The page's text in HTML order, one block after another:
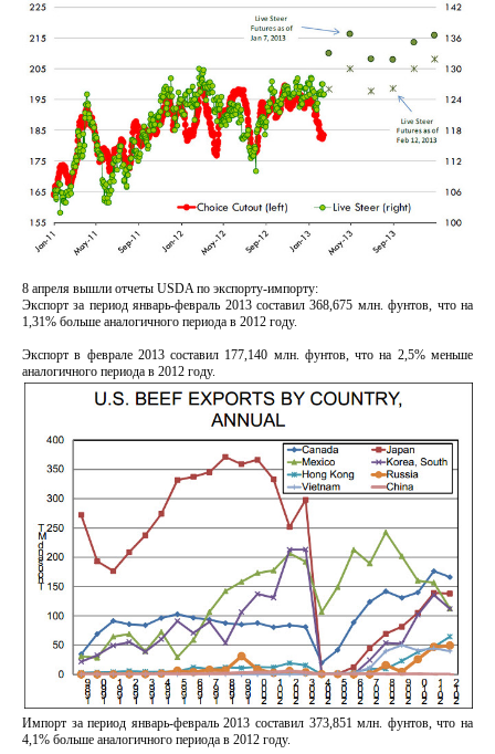
8 апреля вышли отчеты USDA по экспорту-импорту:
Экспорт за период январь-февраль 2013 составил 368,675 млн. фунтов, что на
1,31% больше аналогичного периода в 2012 году.
Экспорт в феврале 2013 составил 177,140 млн. фунтов, что на 2,5% меньше
аналогичного периода в 2012 году.
Импорт за период январь-февраль 2013 составил 373,851 млн. фунтов, что на
4,1% больше аналогичного периода в 2012 году.